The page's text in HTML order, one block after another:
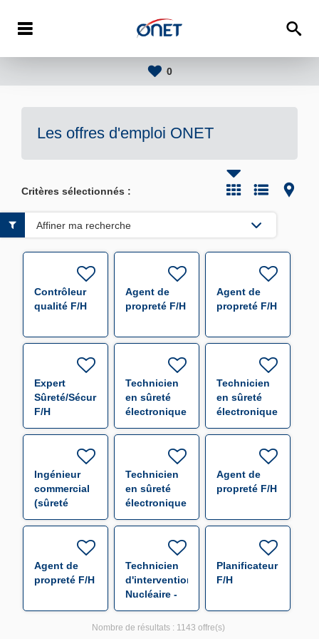
0
Les offres d'emploi ONET
Critères sélectionnés :
Contrôleur
qualité F/H
Agent de
propreté F/H
Agent de
propreté F/H
Expert
Sûreté/Sécurité
F/H
Technicien
en sûreté
électronique
F/H
Technicien
en sûreté
électronique
F/H
Ingénieur
commercial
(sûreté
électronique)
Technicien
en sûreté
électronique
F/H
Agent de
propreté F/H
Agent de
propreté F/H
Technicien
d'intervention
Nucléaire -
F/H
Planificateur
F/H
Affiner ma recherche
Nombre de résultats : 1143 offre(s)